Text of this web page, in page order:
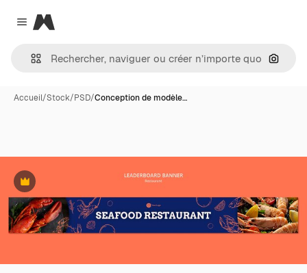
Close menu
Magnific
Accueil/Stock/PSD/Conception de modèle…
Premium